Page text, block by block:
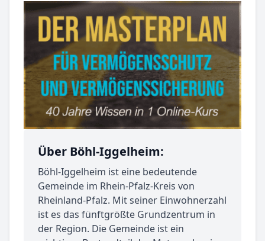
Über Böhl-Iggelheim:
Böhl-Iggelheim ist eine bedeutende
Gemeinde im Rhein-Pfalz-Kreis von
Rheinland-Pfalz. Mit seiner Einwohnerzahl
ist es das fünftgrößte Grundzentrum in
der Region. Die Gemeinde ist ein